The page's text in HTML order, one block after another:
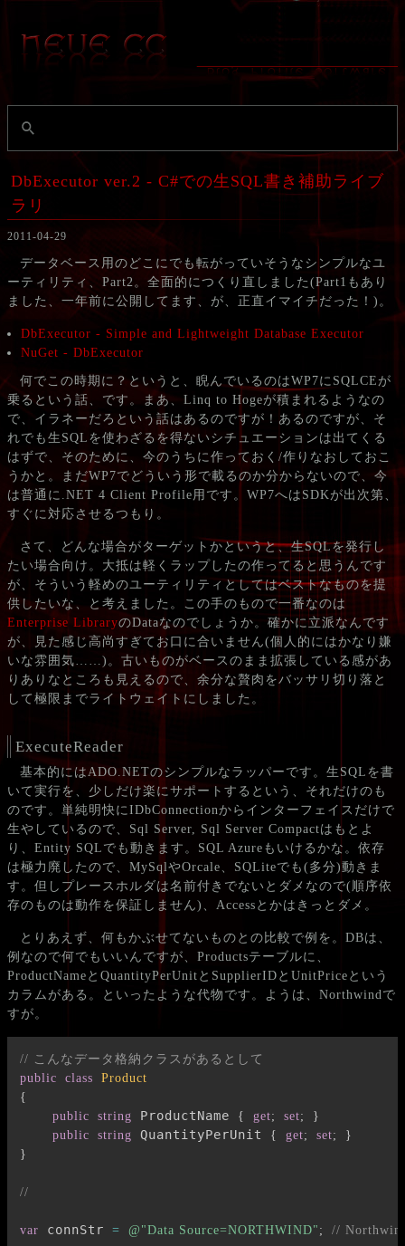
DbExecutor ver.2 - C#での生SQL書き補助ライブ
ラリ
2011-04-29
データベース用のどこにでも転がっていそうなシンプルなユ
ーティリティ、Part2。全面的につくり直しました(Part1もあり
ました、一年前に公開してます、が、正直イマイチだった！)。
DbExecutor - Simple and Lightweight Database Executor
NuGet - DbExecutor
何でこの時期に？というと、睨んでいるのはWP7にSQLCEが
乗るという話、です。まあ、Linq to Hogeが積まれるようなの
で、イラネーだろという話はあるのですが！あるのですが、そ
れでも生SQLを使わざるを得ないシチュエーションは出てくる
はずで、そのために、今のうちに作っておく/作りなおしておこ
うかと。まだWP7でどういう形で載るのか分からないので、今
は普通に.NET 4 Client Profile用です。WP7へはSDKが出次第、
すぐに対応させるつもり。
さて、どんな場合がターゲットかというと、生SQLを発行し
たい場合向け。大抵は軽くラップしたの作ってると思うんです
が、そういう軽めのユーティリティとしてはベストなものを提
供したいな、と考えました。この手のもので一番なのは
Enterprise LibraryのDataなのでしょうか。確かに立派なんです
が、見た感じ高尚すぎてお口に合いません(個人的にはかなり嫌
いな雰囲気……)。古いものがベースのまま拡張している感があ
りありなところも見えるので、余分な贅肉をバッサリ切り落と
して極限までライトウェイトにしました。
ExecuteReader
基本的にはADO.NETのシンプルなラッパーです。生SQLを書
いて実行を、少しだけ楽にサポートするという、それだけのも
のです。単純明快にIDbConnectionからインターフェイスだけで
生やしているので、Sql Server, Sql Server Compactはもとよ
り、Entity SQLでも動きます。SQL Azureもいけるかな。依存
は極力廃したので、MySqlやOrcale、SQLiteでも(多分)動きま
す。但しプレースホルダは名前付きでないとダメなので(順序依
存のものは動作を保証しません)、Accessとかはきっとダメ。
とりあえず、何もかぶせてないものとの比較で例を。DBは、
例なので何でもいいんですが、Productsテーブルに、
ProductNameとQuantityPerUnitとSupplierIDとUnitPriceという
カラムがある。といったような代物です。ようは、Northwindで
すが。
// こんなデータ格納クラスがあるとして
public
class
Product
{
public
string ProductName { get; set;
}
public
string QuantityPerUnit { get; set;
}
}
//
var connStr = @"Data Source=NORTHWIND" ; //